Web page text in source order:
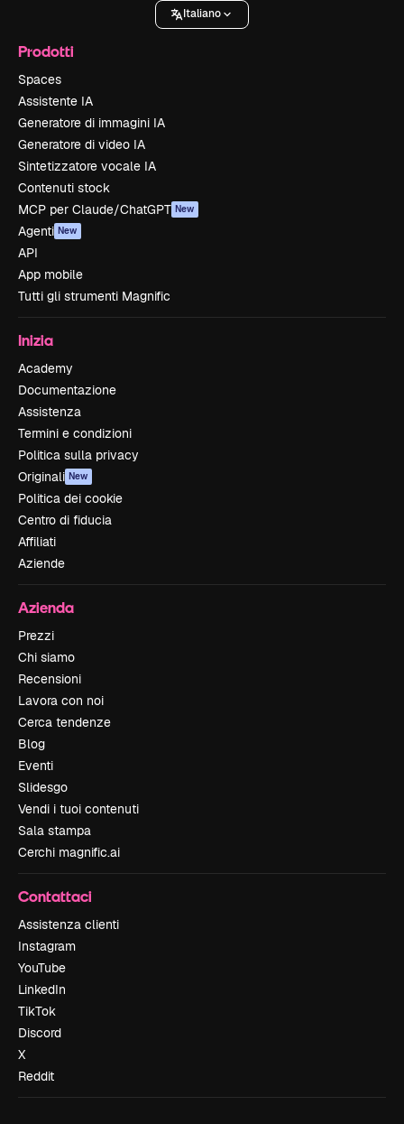
Italiano
Prodotti
Spaces
Assistente IA
Generatore di immagini IA
Generatore di video IA
Sintetizzatore vocale IA
Contenuti stock
MCP per Claude/ChatGPT New
Agenti New
API
App mobile
Tutti gli strumenti Magnific
Inizia
Academy
Documentazione
Assistenza
Termini e condizioni
Politica sulla privacy
Originali New
Politica dei cookie
Centro di fiducia
Affiliati
Aziende
Azienda
Prezzi
Chi siamo
Recensioni
Lavora con noi
Cerca tendenze
Blog
Eventi
Slidesgo
Vendi i tuoi contenuti
Sala stampa
Cerchi magnific.ai
Contattaci
Assistenza clienti
Instagram
YouTube
LinkedIn
TikTok
Discord
X
Reddit